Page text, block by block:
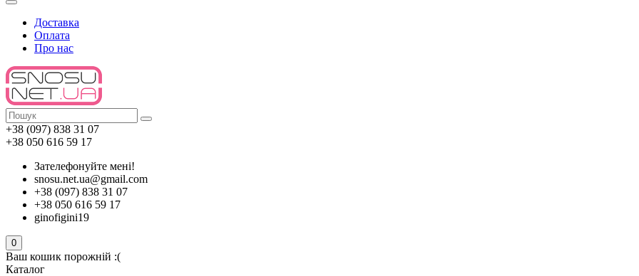
Доставка
Оплата
Про нас
+38 (097) 838 31 07
+38 050 616 59 17
Зателефонуйте мені!
snosu.net.ua@gmail.com
+38 (097) 838 31 07
+38 050 616 59 17
ginofigini19
0
Ваш кошик порожній :(
Каталог